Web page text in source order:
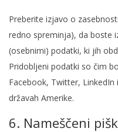
Preberite izjavo o
redno spreminja), da boste
(osebnimi) podatki, ki jih
Pridobljeni podatki so čim
Facebook, Twitter,
državah Amerike.
6. Nameščeni